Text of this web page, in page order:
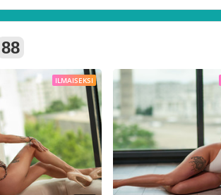
88
ILMAISEKSI